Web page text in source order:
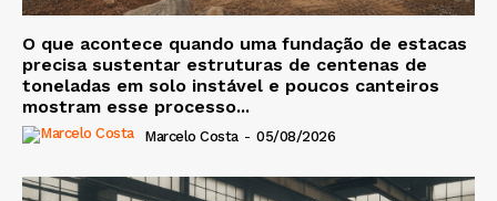
O que acontece quando uma fundação de estacas
precisa sustentar estruturas de centenas de
toneladas em solo instável e poucos canteiros
mostram esse processo...
Marcelo Costa - 05/08/2026